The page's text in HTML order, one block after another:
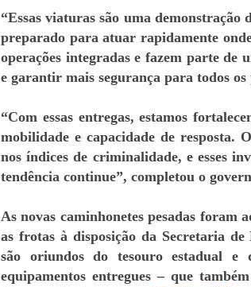
“Essas viaturas são uma demonstração
preparado para atuar rapidamente
operações integradas e fazem parte
e garantir mais segurança para todos
“Com essas entregas, estamos
mobilidade e capacidade de resposta.
nos índices de criminalidade, e esses
tendência continue”, completou o
As novas caminhonetes pesadas
as frotas à disposição da Secretaria
são oriundos do tesouro estadual e
equipamentos entregues – que